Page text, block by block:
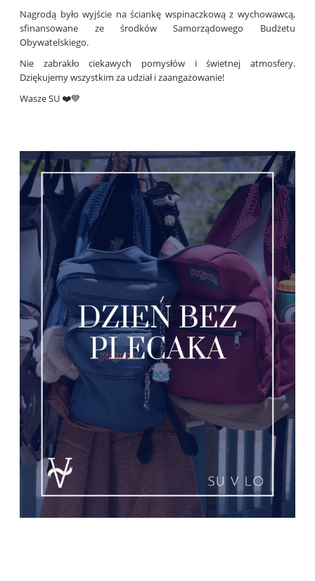
Nagrodą było wyjście na ściankę wspinaczkową z wychowawcą,
sfinansowane ze środków Samorządowego Budżetu
Obywatelskiego.
Nie zabrakło ciekawych pomysłów i świetnej atmosfery.
Dziękujemy wszystkim za udział i zaangażowanie!
Wasze SU ❤️💙